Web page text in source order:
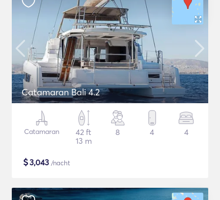
Catamaran Bali 4.2
Catamaran
42 ft
13 m
8 4 4
$3,043 /nacht